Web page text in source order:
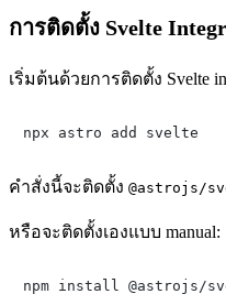
การติดตั้ง Svelte
เริ่มต้นด้วยการติดตั้ง Svelte
คำสั่งนี้จะติดตั้ง @astrojs/
หรือจะติดตั้งเองแบบ manual: